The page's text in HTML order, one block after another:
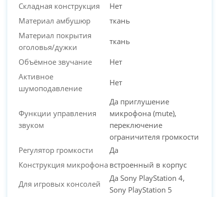
Складная конструкция
Нет
Материал амбушюр
ткань
Материал покрытия
оголовья/дужки
ткань
Объёмное звучание
Нет
Активное
шумоподавление
Нет
Функции управления
звуком
Да приглушение
микрофона (mute),
переключение
ограничителя громкости
Регулятор громкости
Да
Конструкция микрофона встроенный в корпус
Для игровых консолей
Да Sony PlayStation 4,
Sony PlayStation 5